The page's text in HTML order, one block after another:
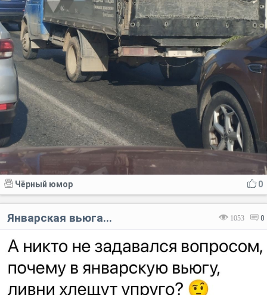
0
Чёрный юмор
1053 0
Январская вьюга...